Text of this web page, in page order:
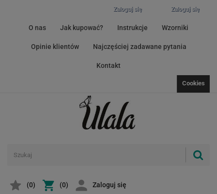
Zaloguj się
Zaloguj się
O nas Jak kupować? Instrukcje Wzorniki
Opinie klientów Najczęściej zadawane pytania
Kontakt
Cookies
(0) (0) Zaloguj się